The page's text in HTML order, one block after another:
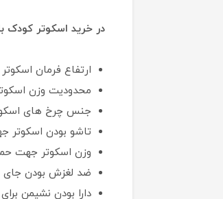
در خرید اسکوتر کودک
ارتفاع فرمان اسکوتر
محدودیت وزن
جنس چرخ های
تاشو بودن اسکوتر
وزن اسکوتر جهت
ضد لغزش بودن جای
دارا بودن نشیمن